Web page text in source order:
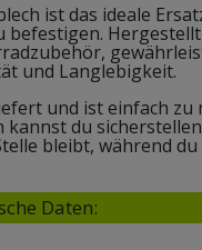
ist das ideale
befestigen.
und Langlebigkeit.
und ist einfach zu
du
bleibt, während
Daten: